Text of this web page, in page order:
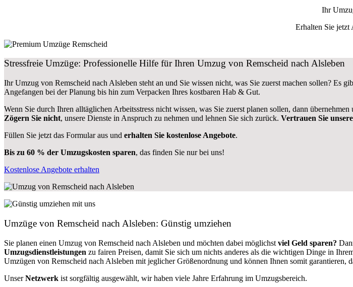
Ihr
Erhalten Sie jetzt
Stressfreie Umzüge: Professionelle Hilfe für Ihren Umzug von Remscheid nach Alsleben
Ihr Umzug von Remscheid nach Alsleben steht an und Sie wissen nicht, was Sie zuerst machen sollen? Es
Angefangen bei der Planung bis hin zum Verpacken Ihres kostbaren Hab & Gut.
Wenn Sie durch Ihren alltäglichen Arbeitsstress nicht wissen, was Sie zuerst planen sollen, dann
Zögern Sie nicht, unsere Dienste in Anspruch zu nehmen und lehnen Sie sich zurück. Vertrauen Sie
Füllen Sie jetzt das Formular aus und erhalten Sie kostenlose Angebote.
Bis zu 60 % der Umzugskosten sparen, das finden Sie nur bei uns!
Kostenlose Angebote erhalten
Umzüge von Remscheid nach Alsleben: Günstig umziehen
Sie planen einen Umzug von Remscheid nach Alsleben und möchten dabei möglichst viel Geld sparen?
Umzugsdienstleistungen zu fairen Preisen, damit Sie sich um nichts anderes als die wichtigen Dinge in
Umzügen von Remscheid nach Alsleben mit jeglicher Größenordnung und können Ihnen somit garantieren,
UnserNetzwerk ist sorgfältig ausgewählt, wir haben viele Jahre Erfahrung im Umzugsbereich.